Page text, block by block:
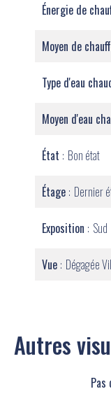
Énergie de
Moyen de
Type d'eau
Moyen d'eau
État Bon état
Étage Dernier
Exposition Sud
Vue Dégagée
Autres